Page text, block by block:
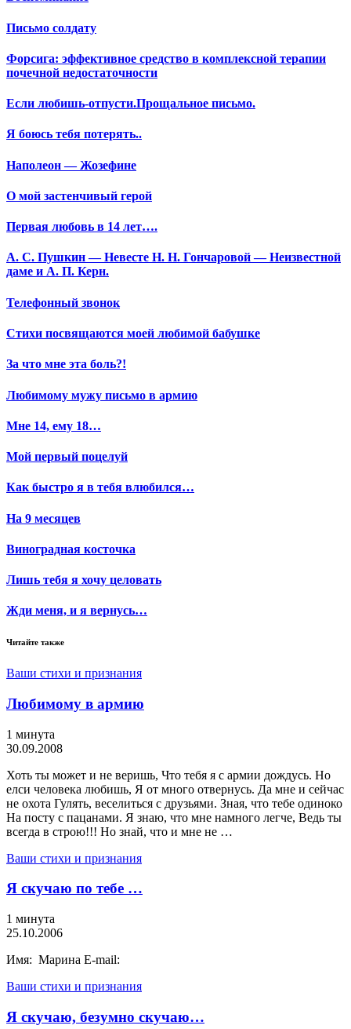
Письмо солдату
Форсига: эффективное средство в комплексной терапии
почечной недостаточности
Если любишь-отпусти.Прощальное письмо.
Я боюсь тебя потерять..
Наполеон — Жозефине
О мой застенчивый герой
Первая любовь в 14 лет….
А. С. Пушкин — Невесте Н. Н. Гончаровой — Неизвестной
даме и А. П. Керн.
Телефонный звонок
Стихи посвящаются моей любимой бабушке
За что мне эта боль?!
Любимому мужу письмо в армию
Мне 14, ему 18…
Мой первый поцелуй
Как быстро я в тебя влюбился…
На 9 месяцев
Виноградная косточка
Лишь тебя я хочу целовать
Жди меня, и я вернусь…
Читайте также
Ваши стихи и признания
Любимому в армию
1 минута
30.09.2008
Хоть ты может и не веришь, Что тебя я с армии дождусь. Но
елси человека любишь, Я от много отвернусь. Да мне и сейчас
не охота Гулять, веселиться с друзьями. Зная, что тебе одиноко
На посту с пацанами. Я знаю, что мне намного легче, Ведь ты
всегда в строю!!! Но знай, что и мне не …
Ваши стихи и признания
Я скучаю по тебе …
1 минута
25.10.2006
Имя: Марина E-mail:
Ваши стихи и признания
Я скучаю, безумно скучаю…